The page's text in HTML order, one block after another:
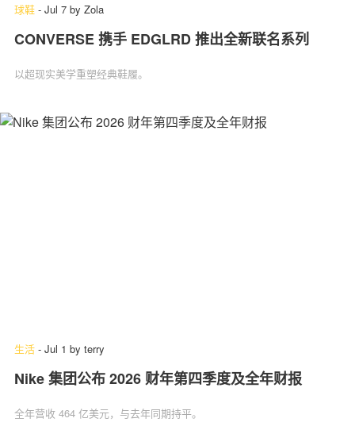
球鞋 - Jul 7 by Zola
CONVERSE 携手 EDGLRD 推出全新联名系列
以超现实美学重塑经典鞋履。
生活 - Jul 1 by terry
Nike 集团公布 2026 财年第四季度及全年财报
全年营收 464 亿美元，与去年同期持平。